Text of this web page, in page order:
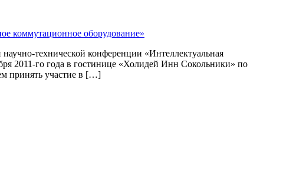
технической конференции «Интеллектуальная
2011-го года в гостинице «Холидей Инн Сокольники» по
принять участие в […]